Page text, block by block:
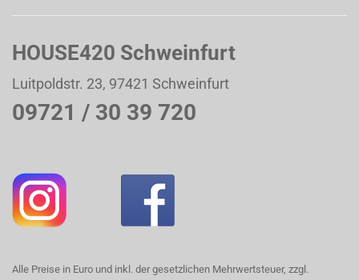
HOUSE420 Schweinfurt
Luitpoldstr. 23, 97421 Schweinfurt
09721 / 30 39 720
Alle Preise in Euro und inkl. der gesetzlichen Mehrwertsteuer, zzgl.